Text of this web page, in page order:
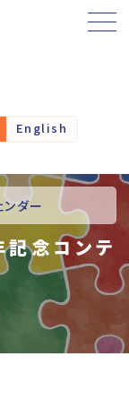
English
ダー
パレスチナ
支援
念コンテ